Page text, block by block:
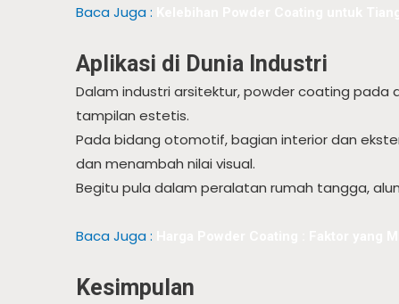
Baca Juga :
Aplikasi di Dunia Industri
Dalam industri arsitektur, powder coating
tampilan estetis.
Pada bidang otomotif, bagian interior dan
dan menambah nilai visual.
Begitu pula dalam peralatan rumah tangga,
Baca Juga :
Kesimpulan